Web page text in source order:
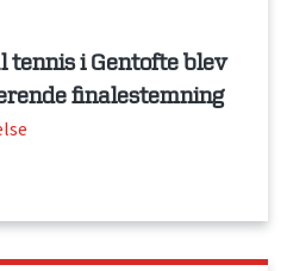
tennis i Gentofte blev
finalestemning